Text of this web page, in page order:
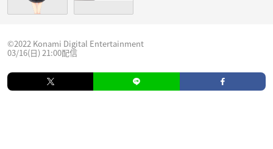
©2022 Konami Digital Entertainment
03/16(日) 21:00配信